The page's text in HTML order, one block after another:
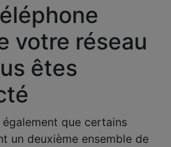
votre réseau
êtes
que certains
un deuxième ensemble de